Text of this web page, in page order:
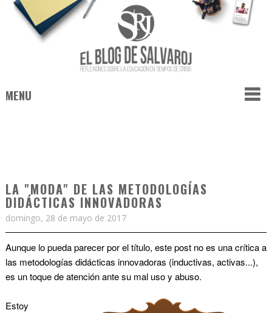
MENU
LA "MODA" DE LAS METODOLOGÍAS
DIDÁCTICAS INNOVADORAS
domingo, 28 de mayo de 2017
Aunque lo pueda parecer por el título, este post no es una crítica a
las metodologías didácticas innovadoras (inductivas, activas...),
es un toque de atención ante su mal uso y abuso.
Estoy